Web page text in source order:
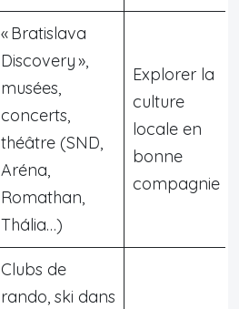
« Bratislava
Discovery »,
musées,
concerts,
théâtre (SND,
Aréna,
Romathan,
Thália…)
Explorer la
culture
locale en
bonne
compagnie
Clubs de
rando, ski dans